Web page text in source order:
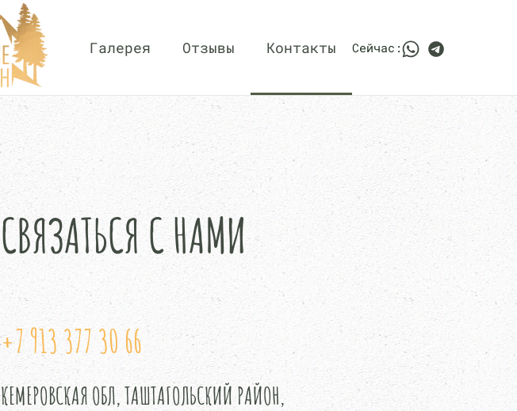
Галерея Отзывы Контакты Сейчас:
СВЯЗАТЬСЯ С НАМИ
+7 913 377 30 66
КЕМЕРОВСКАЯ ОБЛ, ТАШТАГОЛЬСКИЙ РАЙОН,